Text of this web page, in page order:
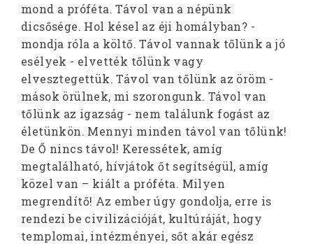
mond a próféta. Távol van a népünk
dicsősége. Hol késel az éji homályban? -
mondja róla a költő. Távol vannak tőlünk a jó
esélyek - elvették tőlünk vagy
elvesztegettük. Távol van tőlünk az öröm -
mások örülnek, mi szorongunk. Távol van
tőlünk az igazság - nem találunk fogást az
életünkön. Mennyi minden távol van tőlünk!
De Ő nincs távol! Keressétek, amíg
megtalálható, hívjátok őt segítségül, amíg
közel van – kiált a próféta. Milyen
megrendítő! Az ember úgy gondolja, erre is
rendezi be civilizációját, kultúráját, hogy
templomai, intézményei, sőt akár egész